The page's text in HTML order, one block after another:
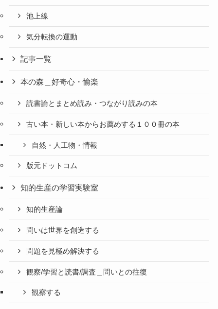
池上線
気分転換の運動
記事一覧
本の森＿好奇心・愉楽
読書論とまとめ読み・つながり読みの本
古い本・新しい本からお薦めする１００冊の本
自然・人工物・情報
版元ドットコム
知的生産の学習実験室
知的生産論
問いは世界を創造する
問題を見極め解決する
観察/学習と読書/調査＿問いとの往復
観察する